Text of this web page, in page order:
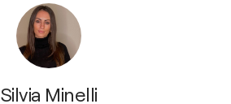
Silvia Minelli